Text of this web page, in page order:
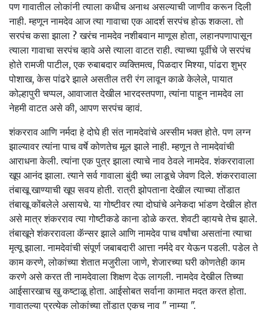
पण गावातील लोकांनी त्याला कधीच अनाथ असल्याची जाणीव करून दिली
नाही. म्हणून नामदेव आज त्या गावाचा एक आदर्श सरपंच होऊ शकला. तो
सरपंच कसा झाला ? खरंच नामदेव नशीबवान माणूस होता, लहानपणापासून
त्याला गावाचा सरपंच व्हावे असे त्याला वाटत राही. त्याच्या पूर्वीचे जे सरपंच
होते रामजी पाटील, एक रुबाबदार व्यक्तिमत्व, पिळदार मिश्या, पांढरा शुभ्र
पोशाख, केस पांढरे झाले असतील तरी रंग लावून काळे केलेले, पायात
कोल्हापुरी चप्पल, आवाजात देखील भारदस्तपणा, त्यांना पाहून नामदेव ला
नेहमी वाटत असे की, आपण सरपंच व्हावं.
शंकरराव आणि नर्मदा हे दोघे ही संत नामदेवांचे अस्सीम भक्त होते. पण लग्न
झाल्यावर त्यांना पाच वर्षे कोणतेच मूल झाले नाही. म्हणून ते नामदेवांची
आराधना केली. त्यांना एक पुत्र झाला त्याचे नाव ठेवले नामदेव. शंकररावाला
खूप आनंद झाला. त्याने सर्व गावाला बुंदी च्या लाडूचे जेवण दिले. शंकररावाला
तंबाखू खाण्याची खूप सवय होती. रात्री झोपताना देखील त्याच्या तोंडात
तंबाखू कोंबलेले असायचे. या गोष्टीवर त्या दोघांचे अनेकदा भांडण देखील होत
असे मात्र शंकरराव त्या गोष्टीकडे काना डोळे करत. शेवटी व्हायचे तेच झाले.
तंबाखूने शंकररावला कॅन्सर झाले आणि नामदेव पाच वर्षांचा असतांना त्याचा
मृत्यू झाला. नामदेवांची संपूर्ण जबाबदारी आत्ता नर्मदे वर येऊन पडली. पडेल ते
काम करणे, लोकांच्या शेतात मजुरीला जाणे, शेजारच्या घरी कोणतेही काम
करणे असे करत ती नामदेवाला शिक्षण देऊ लागली. नामदेव देखील तिच्या
आईसारखाच खु कष्टाळू होता. आईसोबत सर्वाना कामात मदत करत होता.
गावातल्या प्रत्येक लोकांच्या तोंडात एकच नाव " नाम्या ".